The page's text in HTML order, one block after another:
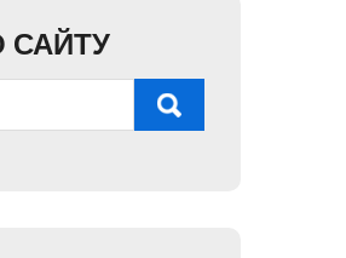
САЙТУ